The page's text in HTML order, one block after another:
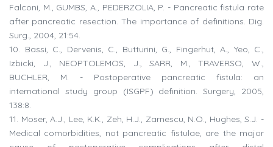
Falconi, M., GUMBS, A., PEDERZOLIA, P. - Pancreatic fistula rate
after pancreatic resection. The importance of definitions. Dig.
Surg., 2004, 21:54.
10. Bassi, C., Dervenis, C., Butturini, G., Fingerhut, A., Yeo, C.,
Izbicki, J., NEOPTOLEMOS, J., SARR, M., TRAVERSO, W.,
BUCHLER, M. - Postoperative pancreatic fistula: an
international study group (ISGPF) definition. Surgery, 2005,
138:8.
11. Moser, A.J., Lee, K.K., Zeh, H.J., Zarnescu, N.O., Hughes, S.J. -
Medical comorbidities, not pancreatic fistulae, are the major